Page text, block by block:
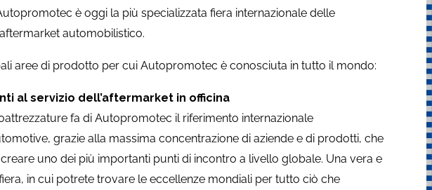
è oggi la più specializzata fiera internazionale delle
automobilistico.
aree di prodotto per cui Autopromotec è conosciuta in tutto il mondo:
al servizio dell’aftermarket in officina
fa di Autopromotec il riferimento internazionale
grazie alla massima concentrazione di aziende e di prodotti, che
uno dei più importanti punti di incontro a livello globale. Una vera e
in cui potrete trovare le eccellenze mondiali per tutto ciò che